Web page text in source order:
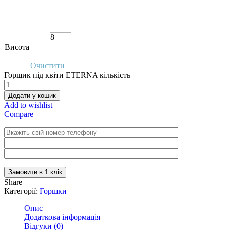
Висота
8
Очистити
Горщик під квіти ETERNA кількість
Додати у кошик
Add to wishlist
Compare
Замовити в 1 клік
Share
Категорії: Горшки
Опис
Додаткова інформація
Відгуки (0)